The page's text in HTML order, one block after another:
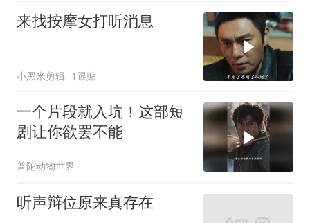
来找按摩女打听消息
小黑米剪辑 1跟贴
一个片段就入坑！这部短
剧让你欲罢不能
普陀动物世界
听声辩位原来真存在